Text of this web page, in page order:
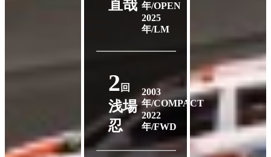
直哉 年/OPEN
2025
年/LM
2 回
浅場
忍
2003
年/COMPACT
2022
年/FWD